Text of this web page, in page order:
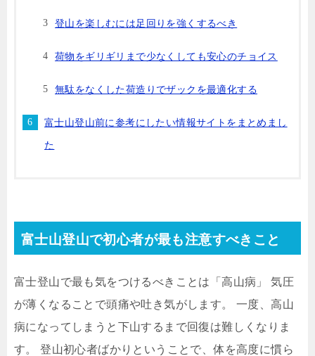
登山を楽しむには足回りを強くするべき
荷物をギリギリまで少なくしても安心のチョイス
無駄をなくした荷造りでザックを最適化する
富士山登山前に参考にしたい情報サイトをまとめまし
た
富士山登山で初心者が最も注意すべきこと
富士登山で最も気をつけるべきことは「高山病」
気圧
が薄くなることで頭痛や吐き気がします。
一度、高山
病になってしまうと下山するまで回復は難しくなりま
す。
登山初心者ばかりということで、体を高度に慣ら